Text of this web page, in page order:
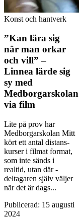
Konst och hantverk
”Kan lära sig
när man orkar
och vill” –
Linnea lärde sig
sy med
Medborgarskolan
via film
Lite på prov har
Medborgarskolan Mitt
kört ett antal distans­
kurser i filmat format,
som inte sänds i
realtid, utan där ­
deltagaren själv väljer
när det är dags...
Publicerad: 15 augusti
2024